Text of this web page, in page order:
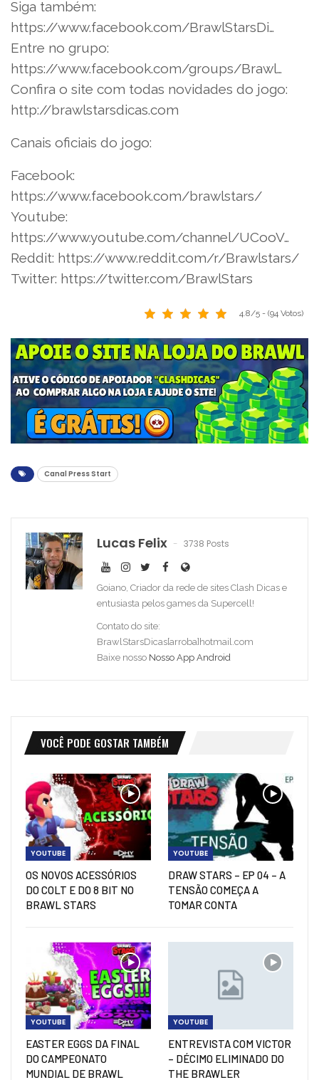
Siga também:
https://www.facebook.com/BrawlStarsDi…
Entre no grupo:
https://www.facebook.com/groups/Brawl…
Confira o site com todas novidades do jogo:
http://brawlstarsdicas.com
Canais oficiais do jogo:
Facebook:
https://www.facebook.com/brawlstars/
Youtube:
https://www.youtube.com/channel/UCooV…
Reddit: https://www.reddit.com/r/Brawlstars/
Twitter: https://twitter.com/BrawlStars
4.8/5 - (94 Votos)
Canal Press Start
Lucas Felix 3738 Posts
Goiano, Criador da rede de sites Clash Dicas e
entusiasta pelos games da Supercell!
Contato do site:
BrawlStarsDicas[arroba]hotmail.com
Baixe nosso Nosso App Android
VOCÊ PODE GOSTAR TAMBÉM
YOUTUBE
OS NOVOS ACESSÓRIOS
DO COLT E DO 8 BIT NO
BRAWL STARS
YOUTUBE
DRAW STARS – EP 04 – A
TENSÃO COMEÇA A
TOMAR CONTA
YOUTUBE
EASTER EGGS DA FINAL
DO CAMPEONATO
MUNDIAL DE BRAWL
YOUTUBE
ENTREVISTA COM VICTOR
– DÉCIMO ELIMINADO DO
THE BRAWLER